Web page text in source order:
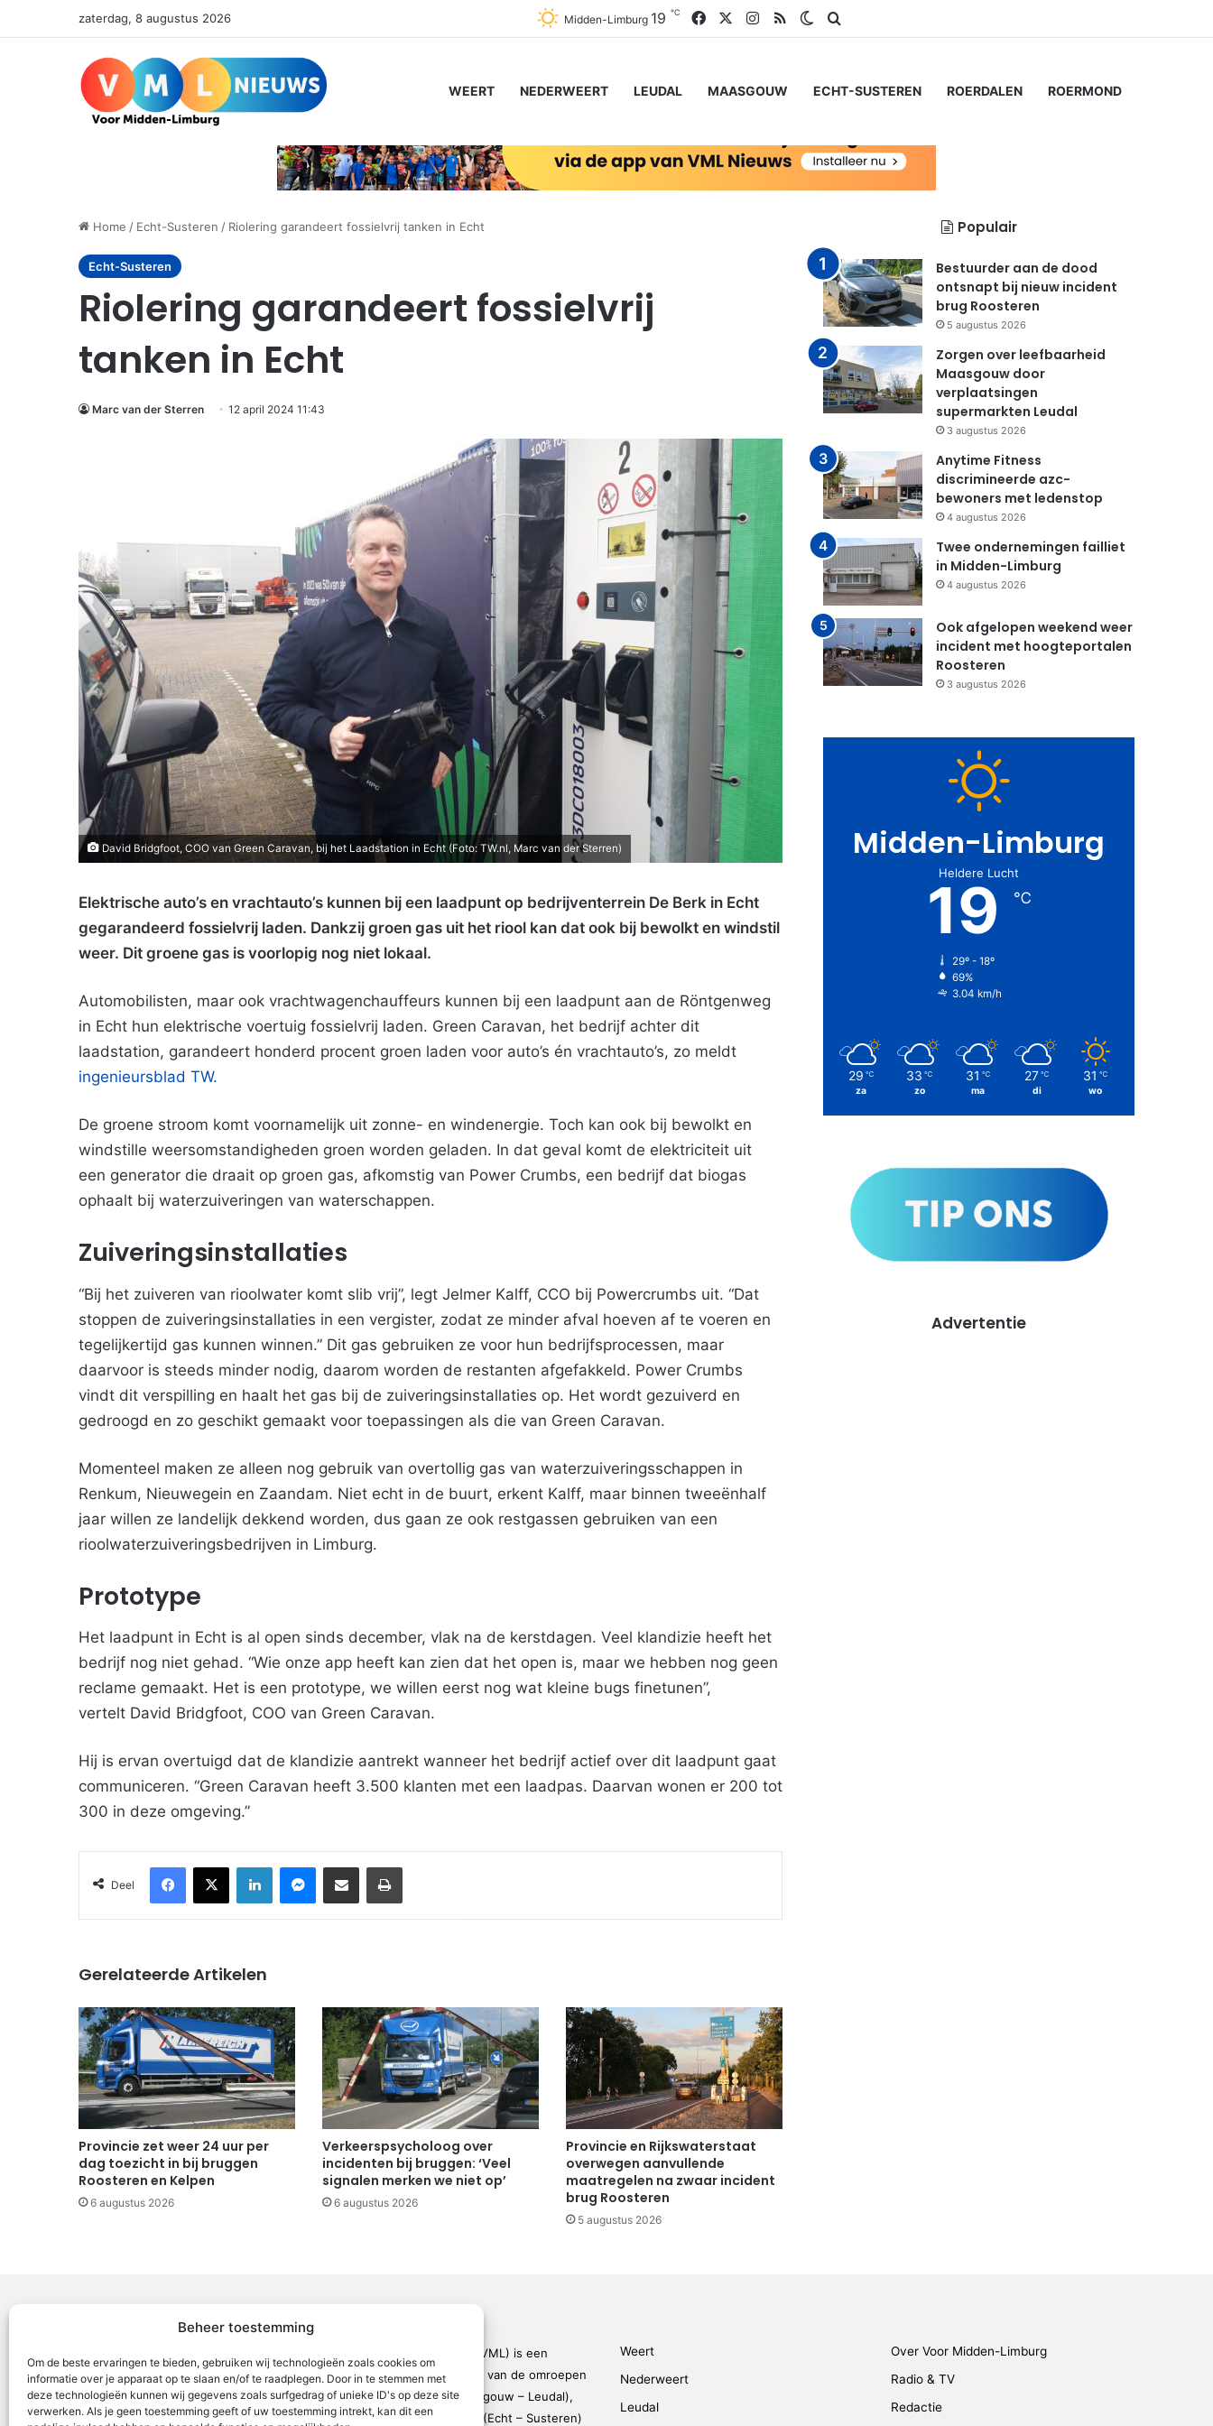
Beheer toestemming
Om de beste ervaringen te bieden, gebruiken wij technologieën zoals cookies om
informatie over je apparaat op te slaan en/of te raadplegen. Door in te stemmen met
deze technologieën kunnen wij gegevens zoals surfgedrag of unieke ID's op deze site
verwerken. Als je geen toestemming geeft of uw toestemming intrekt, kan dit een
zaterdag, 8 augustus 2026 Midden-Limburg 19 ℃ FacebookInstagram
RSS Switch skin
WEERT NEDERWEERT LEUDAL MAASGOUW ECHT-SUSTEREN ROERDALEN ROERMOND
Home / Echt-Susteren / Riolering garandeert fossielvrij tanken in Echt
Echt-Susteren
Riolering garandeert fossielvrij
tanken in Echt
Marc van der Sterren 12 april 2024 11:43
David Bridgfoot, COO van Green Caravan, bij het Laadstation in Echt (Foto: TW.nl, Marc van der Sterren)
Elektrische auto’s en vrachtauto’s kunnen bij een laadpunt op bedrijventerrein De Berk in Echt
gegarandeerd fossielvrij laden. Dankzij groen gas uit het riool kan dat ook bij bewolkt en windstil
weer. Dit groene gas is voorlopig nog niet lokaal.
Automobilisten, maar ook vrachtwagenchauffeurs kunnen bij een laadpunt aan de Röntgenweg
in Echt hun elektrische voertuig fossielvrij laden. Green Caravan, het bedrijf achter dit
laadstation, garandeert honderd procent groen laden voor auto’s én vrachtauto’s, zo meldt
ingenieursblad TW.
De groene stroom komt voornamelijk uit zonne- en windenergie. Toch kan ook bij bewolkt en
windstille weersomstandigheden groen worden geladen. In dat geval komt de elektriciteit uit
een generator die draait op groen gas, afkomstig van Power Crumbs, een bedrijf dat biogas
ophaalt bij waterzuiveringen van waterschappen.
Zuiveringsinstallaties
“Bij het zuiveren van rioolwater komt slib vrij”, legt Jelmer Kalff, CCO bij Powercrumbs uit. “Dat
stoppen de zuiveringsinstallaties in een vergister, zodat ze minder afval hoeven af te voeren en
tegelijkertijd gas kunnen winnen.” Dit gas gebruiken ze voor hun bedrijfsprocessen, maar
daarvoor is steeds minder nodig, daarom worden de restanten afgefakkeld. Power Crumbs
vindt dit verspilling en haalt het gas bij de zuiveringsinstallaties op. Het wordt gezuiverd en
gedroogd en zo geschikt gemaakt voor toepassingen als die van Green Caravan.
Momenteel maken ze alleen nog gebruik van overtollig gas van waterzuiveringsschappen in
Renkum, Nieuwegein en Zaandam. Niet echt in de buurt, erkent Kalff, maar binnen tweeënhalf
jaar willen ze landelijk dekkend worden, dus gaan ze ook restgassen gebruiken van een
rioolwaterzuiveringsbedrijven in Limburg.
Prototype
Het laadpunt in Echt is al open sinds december, vlak na de kerstdagen. Veel klandizie heeft het
bedrijf nog niet gehad. “Wie onze app heeft kan zien dat het open is, maar we hebben nog geen
reclame gemaakt. Het is een prototype, we willen eerst nog wat kleine bugs finetunen”,
vertelt David Bridgfoot, COO van Green Caravan.
Hij is ervan overtuigd dat de klandizie aantrekt wanneer het bedrijf actief over dit laadpunt gaat
communiceren. “Green Caravan heeft 3.500 klanten met een laadpas. Daarvan wonen er 200 tot
300 in deze omgeving.”
Deel
Facebook
X LinkedInMessenger
Deel via Email Print
Gerelateerde Artikelen
Provincie zet weer 24 uur per
dag toezicht in bij bruggen
Roosteren en Kelpen
6 augustus 2026
Verkeerspsycholoog over
incidenten bij bruggen: ‘Veel
signalen merken we niet op’
6 augustus 2026
Provincie en Rijkswaterstaat
overwegen aanvullende
maatregelen na zwaar incident
brug Roosteren
5 augustus 2026
Populair
Bestuurder aan de dood
ontsnapt bij nieuw incident
brug Roosteren
5 augustus 2026
Zorgen over leefbaarheid
Maasgouw door
verplaatsingen
supermarkten Leudal
3 augustus 2026
Anytime Fitness
discrimineerde azc-
bewoners met ledenstop
4 augustus 2026
Twee ondernemingen failliet
in Midden-Limburg
4 augustus 2026
Ook afgelopen weekend weer
incident met hoogteportalen
Roosteren
3 augustus 2026
Midden-Limburg
Heldere Lucht
19 ℃
29º - 18º
69%
3.04 km/h
29 ℃
za
33 ℃
zo
31 ℃
ma
27 ℃
di
31 ℃
wo
Advertentie
Voor Midden-Limburg (VML) is een
samenwerkingsverband van de omroepen
ML5 (Roermond – Maasgouw – Leudal),
OR6 (Roerdalen), SOL2 (Echt – Susteren)
Weert
Nederweert
Leudal
Over Voor Midden-Limburg
Radio & TV
Redactie